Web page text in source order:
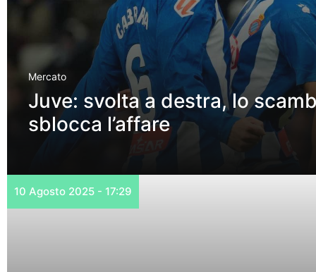
Mercato
Juve: svolta a destra, lo
sblocca l’affare
10 Agosto 2025 - 17:29